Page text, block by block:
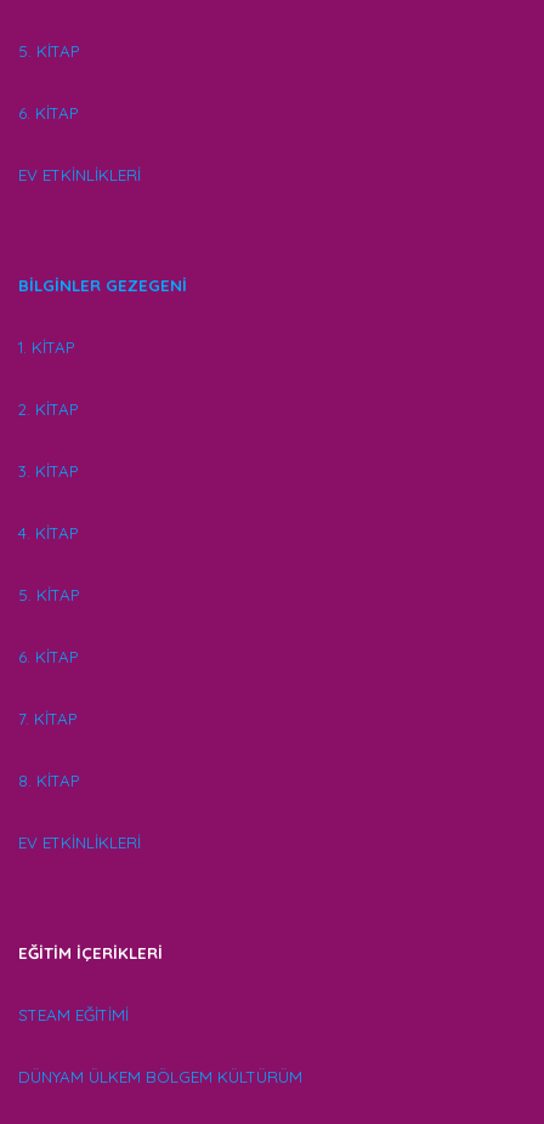
5. KİTAP
6. KİTAP
EV ETKİNLİKLERİ
BİLGİNLER GEZEGENİ
1. KİTAP
2. KİTAP
3. KİTAP
4. KİTAP
5. KİTAP
6. KİTAP
7. KİTAP
8. KİTAP
EV ETKİNLİKLERİ
EĞİTİM İÇERİKLERİ
STEAM EĞİTİMİ
DÜNYAM ÜLKEM BÖLGEM KÜLTÜRÜM